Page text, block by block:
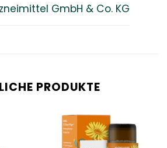
GmbH & Co. KG
PRODUKTE